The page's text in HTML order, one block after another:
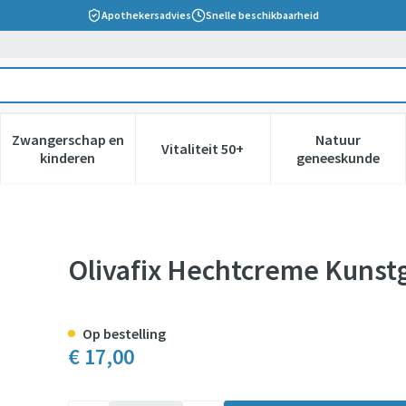
Apothekersadvies Snelle beschikbaarheid
verzorging en hygiëne categorie
voor Dieet, voeding en vitamines categorie
Zwangerschap en
kinderenToon submenu voor Zwangerschap en kinderen
Vitaliteit 50+Toon submenu voor Vitaliteit
Natuur
geneeskunde
Toon
Tube 75g
Olivafix Hechtcreme
€ 17,00
Op bestelling